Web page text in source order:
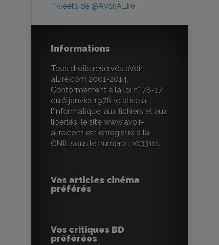
Tweets de @AVoirALire
Informations
Tous droits réservés aVoir-
aLire.com 2001-2014.
Conformément à la loi n° 78-17
du 6 janvier 1978 relative à
l'informatique, aux fichiers et aux
libertés, le site www.avoir-
alire.com est enregistré à la
CNIL sous le numéro : 1033111.
Vos articles cinéma
préférés
Vos critiques BD
préférées